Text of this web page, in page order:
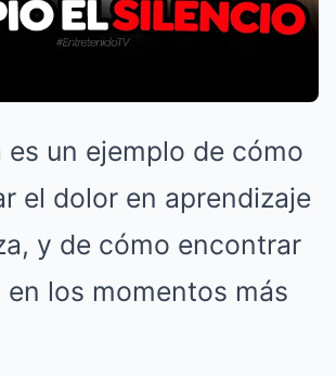
es un ejemplo de cómo
el dolor en aprendizaje
y de cómo encontrar
en los momentos más